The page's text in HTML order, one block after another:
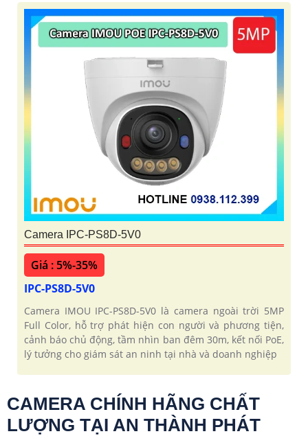
Camera IPC-PS8D-5V0
Giá : 5%-35%
IPC-PS8D-5V0
Camera IMOU IPC-PS8D-5V0 là camera ngoài trời 5MP
Full Color, hỗ trợ phát hiện con người và phương tiện,
cảnh báo chủ động, tầm nhìn ban đêm 30m, kết nối PoE,
lý tưởng cho giám sát an ninh tại nhà và doanh nghiệp
CAMERA CHÍNH HÃNG CHẤT
LƯỢNG TẠI AN THÀNH PHÁT